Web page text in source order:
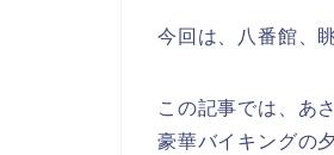
今回は、八番館、
この記事では、あ
豪華バイキングの